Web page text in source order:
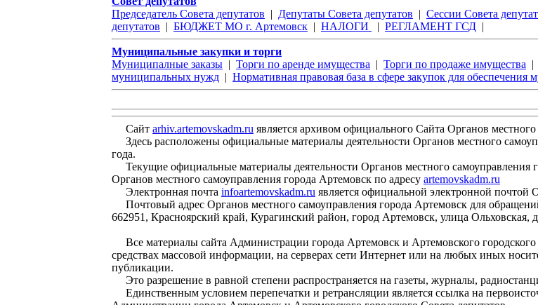
Председатель Совета депутатов | Депутаты Совета депутатов | Сессии Совета
депутатов | БЮДЖЕТ МО г. Артемовск | НАЛОГИ | РЕГЛАМЕНТ ГСД |
Муниципальные закупки и торги
Муниципалные заказы | Торги по аренде имущества | Торги по продаже имущества |
муниципальных нужд | Нормативная правовая база в сфере закупок для
Сайт arhiv.artemovskadm.ru является архивом официального Сайта Органов
Здесь расположены официальные материалы деятельности Органов местного
года.
Текущие официальные материалы деятельности Органов местного
Органов местного самоуправления города Артемовск по адресу artemovskadm.ru
Электронная почта infoartemovskadm.ru является официальной электронной почтой
Почтовый адрес Органов местного самоуправления города Артемовск для
662951, Красноярский край, Курагинский район, город Артемовск, улица Ольховская,
Все материалы сайта Администрации города Артемовск и Артемовского
средствах массовой информации, на серверах сети Интернет или на любых иных
публикации.
Это разрешение в равной степени распространяется на газеты, журналы,
Единственным условием перепечатки и ретрансляции является ссылка на